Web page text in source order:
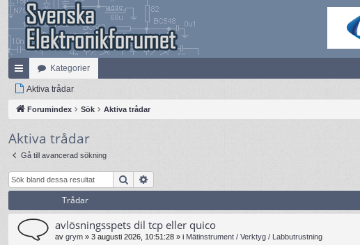
na
bb
lä
nk
ar
Kategorier
Aktiva trådar
Forumindex Sök Aktiva trådar
Aktiva trådar
Gå till avancerad sökning
Sök
Trådar
avlösningsspets dil tcp eller quico
av grym » 3 augusti 2026, 10:51:28 » i Mätinstrument / Verktyg / Labbutrustning